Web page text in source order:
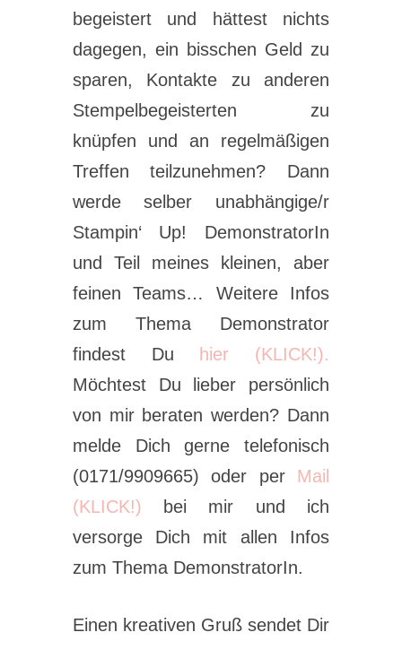
begeistert und hättest nichts
dagegen, ein bisschen Geld zu
sparen, Kontakte zu anderen
Stempelbegeisterten zu
knüpfen und an regelmäßigen
Treffen teilzunehmen? Dann
werde selber unabhängige/r
Stampin‘ Up! DemonstratorIn
und Teil meines kleinen, aber
feinen Teams… Weitere Infos
zum Thema Demonstrator
findest Du
hier (KLICK!).
Möchtest Du lieber persönlich
von mir beraten werden? Dann
melde Dich gerne telefonisch
(0171/9909665) oder per Mail
(KLICK!) bei mir und ich
versorge Dich mit allen Infos
zum Thema DemonstratorIn.
Einen kreativen Gruß sendet Dir